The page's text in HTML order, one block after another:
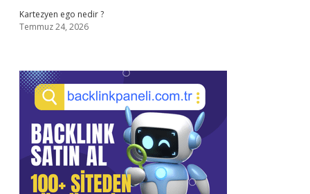
Kartezyen ego nedir ?
Temmuz 24, 2026